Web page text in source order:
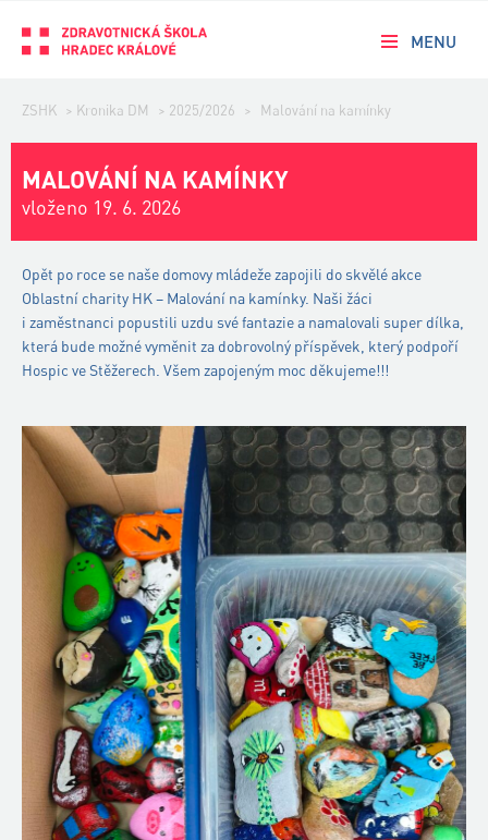
MENU
ZSHK > Kronika DM > 2025/2026 > Malování na kamínky
MALOVÁNÍ NA KAMÍNKY
vloženo 19. 6. 2026
Opět po roce se naše domovy mládeže zapojili do skvělé akce
Oblastní charity HK – Malování na kamínky. Naši žáci
i zaměstnanci popustili uzdu své fantazie a namalovali super dílka,
která bude možné vyměnit za dobrovolný příspěvek, který podpoří
Hospic ve Stěžerech. Všem zapojeným moc děkujeme!!!